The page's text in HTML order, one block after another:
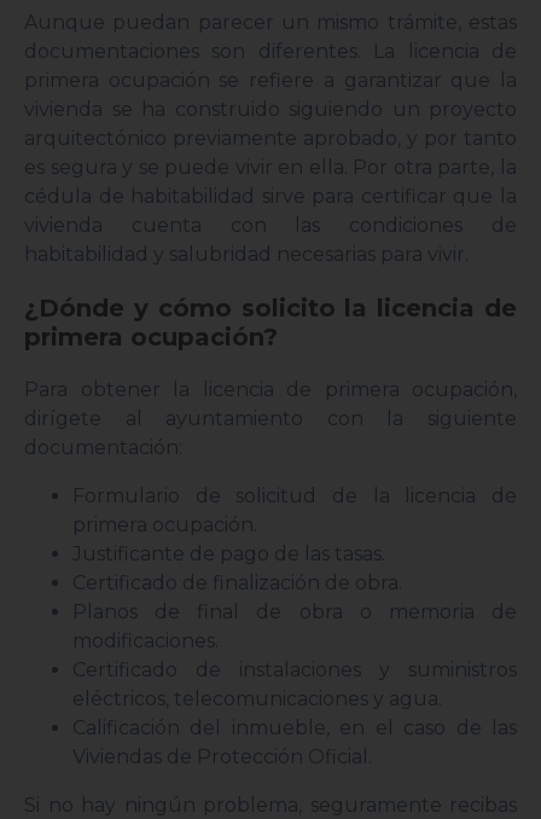
Aunque puedan parecer un mismo trámite, estas
documentaciones son diferentes. La licencia de
primera ocupación se refiere a garantizar que la
vivienda se ha construido siguiendo un proyecto
arquitectónico previamente aprobado, y por tanto
es segura y se puede vivir en ella. Por otra parte, la
cédula de habitabilidad sirve para certificar que la
vivienda cuenta con las condiciones de
habitabilidad y salubridad necesarias para vivir.
¿Dónde y cómo solicito la licencia de
primera ocupación?
Para obtener la licencia de primera ocupación,
dirígete al ayuntamiento con la siguiente
documentación:
Formulario de solicitud de la licencia de
primera ocupación.
Justificante de pago de las tasas.
Certificado de finalización de obra.
Planos de final de obra o memoria de
modificaciones.
Certificado de instalaciones y suministros
eléctricos, telecomunicaciones y agua.
Calificación del inmueble, en el caso de las
Viviendas de Protección Oficial.
Si no hay ningún problema, seguramente recibas